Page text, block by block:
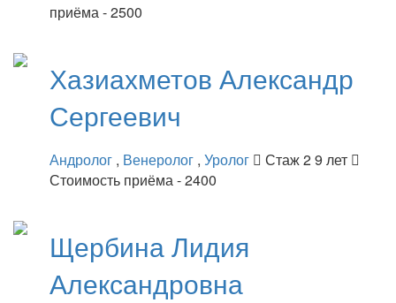
приёма - 2500
Хазиахметов Александр
Сергеевич
Андролог , Венеролог , Уролог
Стаж 2 9 лет
Стоимость приёма - 2400
ЩербинаЛидия
Александровна